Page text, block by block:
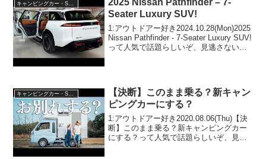
Seater Luxury SUV!
1:アウトドアー好き2024.10.28(Mon)2025
Nissan Pathfinder - 7-Seater Luxury SUV!
って人気で話題らしいぞ、見逃さない
キャンピングカー・SUV人気車種
【決断】このまま乗る？新キャン
ピングカーにする？
1:アウトドアー好き2020.08.06(Thu)【決
断】このまま乗る？新キャンピングカー
にする？って人気で話題らしいぞ、見逃